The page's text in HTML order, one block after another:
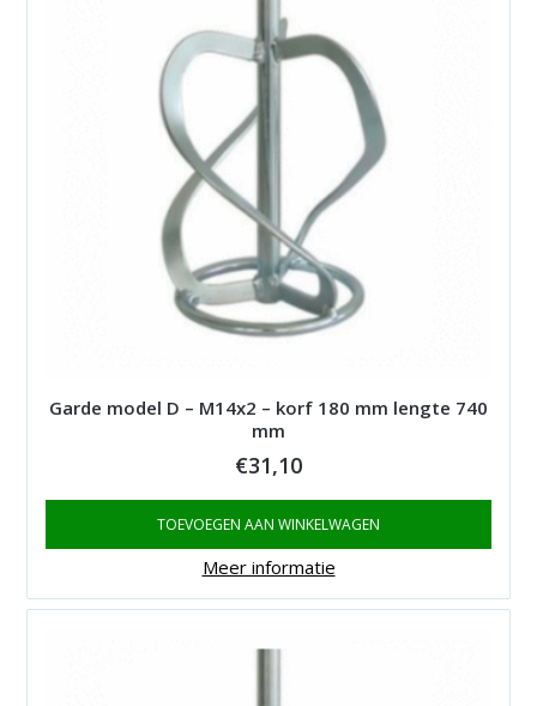
Garde model D – M14x2 – korf 180 mm lengte 740
mm
€31,10
TOEVOEGEN AAN WINKELWAGEN
Meer informatie